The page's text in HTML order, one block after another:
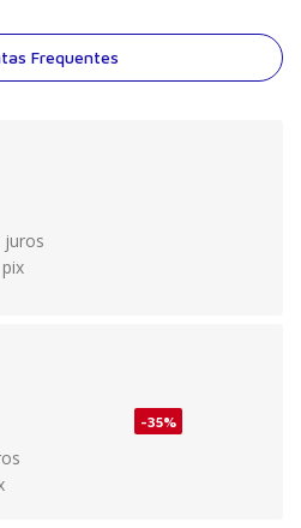
os diferentes momentos
e seus objetivos, desde o
tratamentos curativos, a
Frequentes
juros
-35%